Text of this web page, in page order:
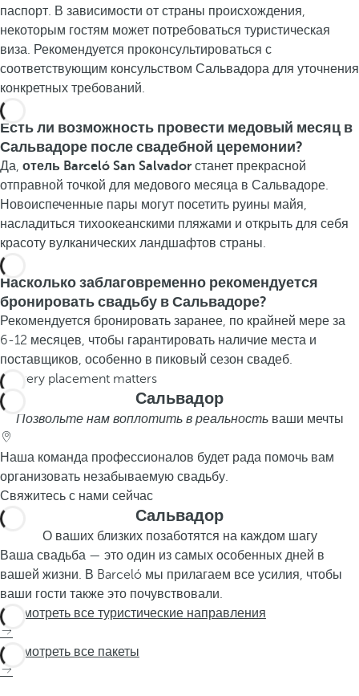
паспорт. В зависимости от страны происхождения,
некоторым гостям может потребоваться туристическая
виза. Рекомендуется проконсультироваться с
соответствующим консульством Сальвадора для уточнения
конкретных требований.
Есть ли возможность провести медовый месяц в
Сальвадоре после свадебной церемонии?
Да, отель Barceló San Salvador станет прекрасной
отправной точкой для медового месяца в Сальвадоре.
Новоиспеченные пары могут посетить руины майя,
насладиться тихоокеанскими пляжами и открыть для себя
красоту вулканических ландшафтов страны.
Насколько заблаговременно рекомендуется
бронировать свадьбу в Сальвадоре?
Рекомендуется бронировать заранее, по крайней мере за
6-12 месяцев, чтобы гарантировать наличие места и
поставщиков, особенно в пиковый сезон свадеб.
Сальвадор
Позвольте нам воплотить в реальностьваши мечты
Наша команда профессионалов будет рада помочь вам
организовать незабываемую свадьбу.
Свяжитесь с нами сейчас
Сальвадор
О ваших близких позаботятся на каждом шагу
Ваша свадьба — это один из самых особенных дней в
вашей жизни. В Barceló мы прилагаем все усилия, чтобы
ваши гости также это почувствовали.
Посмотреть все туристические направления
Посмотреть все пакеты